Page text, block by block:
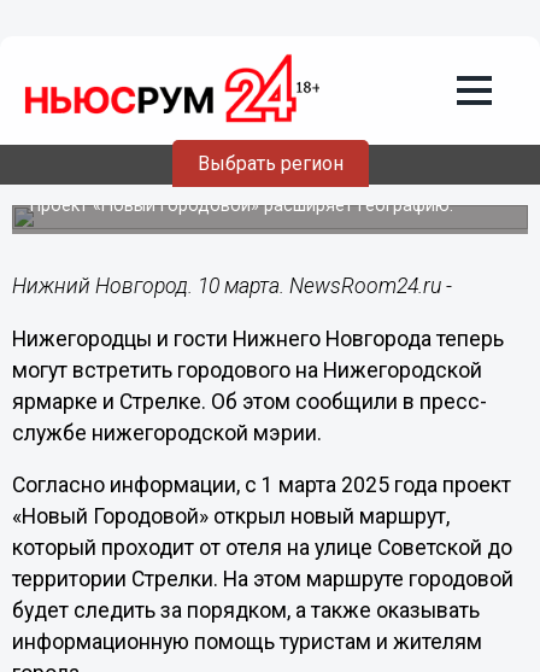
Выбрать регион
10.03.202520:28
Городовые появились на Стрелке и
Нижегородской ярмарке
Проект «Новый Городовой» расширяет географию.
Нижний Новгород. 10 марта. NewsRoom24.ru -
Нижегородцы и гости Нижнего Новгорода теперь
могут встретить городового на Нижегородской
ярмарке и Стрелке. Об этом сообщили в пресс-
службе нижегородской мэрии.
Согласно информации, с 1 марта 2025 года проект
«Новый Городовой» открыл новый маршрут,
который проходит от отеля на улице Советской до
территории Стрелки. На этом маршруте городовой
будет следить за порядком, а также оказывать
информационную помощь туристам и жителям